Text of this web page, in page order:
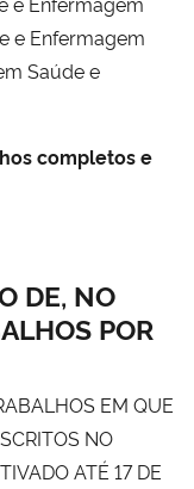
e Enfermagem
Saúde e
completos e
DE, NO
POR
EM QUE
NO
ATÉ 17 DE